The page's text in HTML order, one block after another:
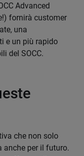
Advanced
fornirà customer
una
e un più rapido
del SOCC.
che non solo
anche per il futuro.